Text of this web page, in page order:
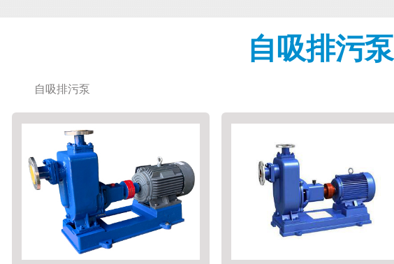
自吸排污泵
自吸排污泵